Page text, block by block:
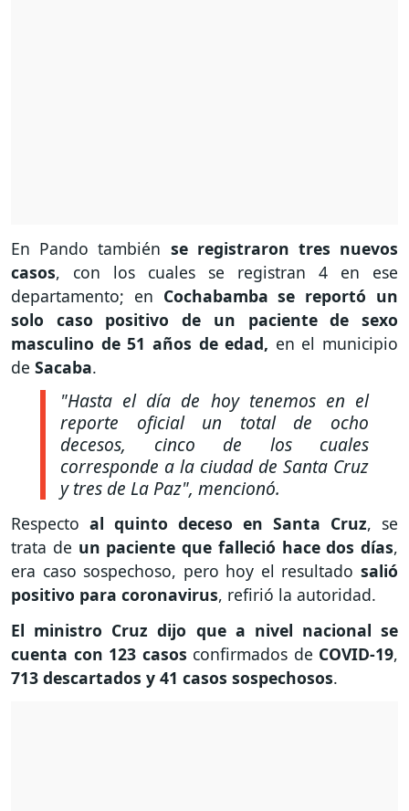
En Pando también se registraron tres nuevos
casos, con los cuales se registran 4 en ese
departamento; en Cochabamba se reportó un
solo caso positivo de un paciente de sexo
masculino de 51 años de edad, en el municipio
de Sacaba.
"Hasta el día de hoy tenemos en el
reporte oficial un total de ocho
decesos, cinco de los cuales
corresponde a la ciudad de Santa Cruz
y tres de La Paz", mencionó.
Respecto al quinto deceso en Santa Cruz, se
trata de un paciente que falleció hace dos días,
era caso sospechoso, pero hoy el resultado salió
positivo para coronavirus, refirió la autoridad.
El ministro Cruz dijo que a nivel nacional se
cuenta con 123 casos confirmados de COVID-19,
713 descartados y 41 casos sospechosos.